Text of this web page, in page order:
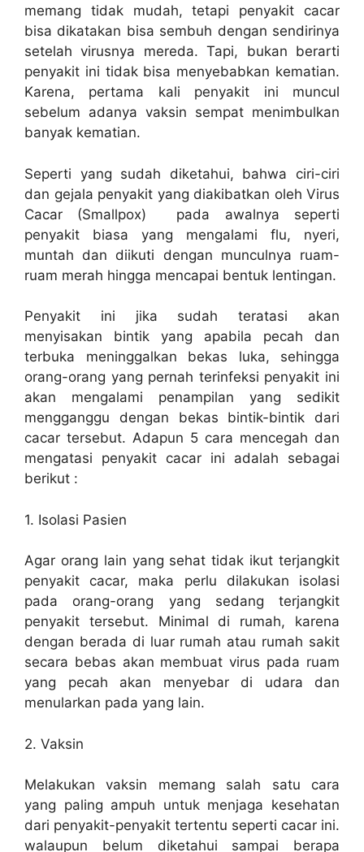
memang tidak mudah, tetapi penyakit cacar
bisa dikatakan bisa sembuh dengan sendirinya
setelah virusnya mereda. Tapi, bukan berarti
penyakit ini tidak bisa menyebabkan kematian.
Karena, pertama kali penyakit ini muncul
sebelum adanya vaksin sempat menimbulkan
banyak kematian.
Seperti yang sudah diketahui, bahwa ciri-ciri
dan gejala penyakit yang diakibatkan oleh Virus
Cacar (Smallpox) pada awalnya seperti
penyakit biasa yang mengalami flu, nyeri,
muntah dan diikuti dengan munculnya ruam-
ruam merah hingga mencapai bentuk lentingan.
Penyakit ini jika sudah teratasi akan
menyisakan bintik yang apabila pecah dan
terbuka meninggalkan bekas luka, sehingga
orang-orang yang pernah terinfeksi penyakit ini
akan mengalami penampilan yang sedikit
mengganggu dengan bekas bintik-bintik dari
cacar tersebut. Adapun 5 cara mencegah dan
mengatasi penyakit cacar ini adalah sebagai
berikut :
1. Isolasi Pasien
Agar orang lain yang sehat tidak ikut terjangkit
penyakit cacar, maka perlu dilakukan isolasi
pada orang-orang yang sedang terjangkit
penyakit tersebut. Minimal di rumah, karena
dengan berada di luar rumah atau rumah sakit
secara bebas akan membuat virus pada ruam
yang pecah akan menyebar di udara dan
menularkan pada yang lain.
2. Vaksin
Melakukan vaksin memang salah satu cara
yang paling ampuh untuk menjaga kesehatan
dari penyakit-penyakit tertentu seperti cacar ini.
walaupun belum diketahui sampai berapa